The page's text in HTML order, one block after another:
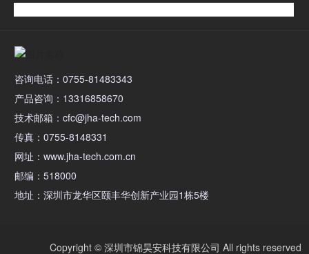
咨询电话：0755-81483343
产品咨询：13316858670
技术邮箱：cfc@jha-tech.com
传真：0755-8148331
网址：www.jha-tech.com.cn
邮编：518000
地址：深圳市龙华区颐丰华创新产业园1栋5楼
Copyright © 深圳市锦昊安科技有限公司 All rights reserved